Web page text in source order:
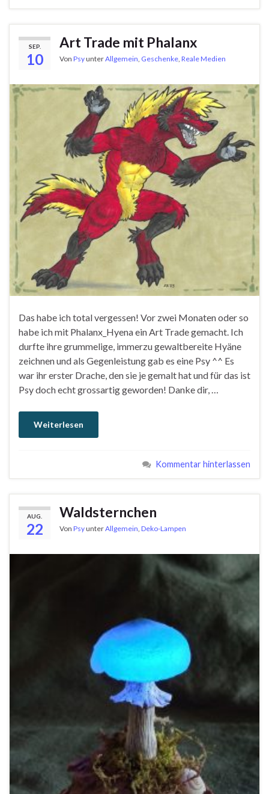
SEP.
10
Art Trade mit Phalanx
Von PsyunterAllgemein Geschenke Reale Medien
Das habe ich total vergessen! Vor zwei Monaten oder so
habe ich mit Phalanx_Hyena ein Art Trade gemacht. Ich
durfte ihre grummelige, immerzu gewaltbereite Hyäne
zeichnen und als Gegenleistung gab es eine Psy ^^ Es
war ihr erster Drache, den sie je gemalt hat und für das ist
Psy doch echt grossartig geworden! Danke dir, …
Weiterlesen
Kommentar hinterlassen
AUG.
22
Waldsternchen
Von PsyunterAllgemein Deko-Lampen